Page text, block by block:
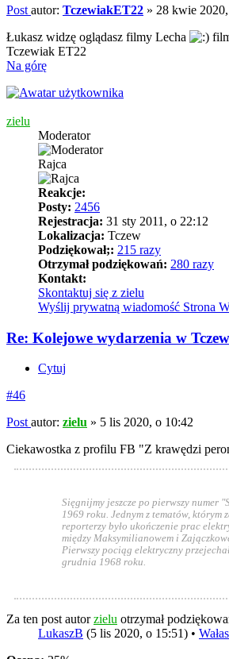
Post autor: TczewiakET22 » 28 kwie
Łukasz widzę oglądasz filmy Lecha
Tczewiak ET22
Na górę
zielu
Moderator
Rajca
Reakcje:
Posty: 2456
Rejestracja: 31 sty 2011, o 22:12
Lokalizacja: Tczew
Podziękował;: 215 razy
Otrzymał podziękowań: 280 razy
Kontakt:
Skontaktuj się z zielu
Wyślij prywatną wiadomość Strona
Re: Kolejowe wydarzenia w
Cytuj
#46
Post autor: zielu » 5 lis 2020, o 10:42
Ciekawostka z profilu FB "Z krawędzi
Sięgnijmy jeszcze po pierwszy numer
1969 roku. Jednym z tematów, którym
reporterzy było ukończenie prac
między Maksymilianowem i
Pierwszy pociąg elektryczny
grudnia 1968 roku.
Za ten post autorzielu otrzymał
LukaszB (5 lis 2020, o 15:51) •